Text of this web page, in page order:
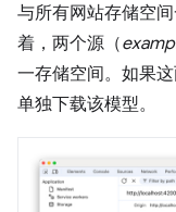
与所有网站存储空
着，两个源（
一存储空间。如果
单独下载该模型。